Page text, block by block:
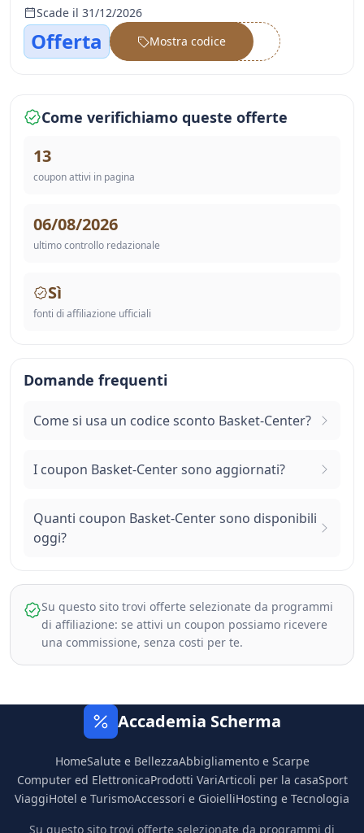
Scade il 31/12/2026
Offerta ••••••
Mostra codice
Come verifichiamo queste offerte
13
coupon attivi in pagina
06/08/2026
ultimo controllo redazionale
Sì
fonti di affiliazione ufficiali
Domande frequenti
Come si usa un codice sconto Basket-Center?
I coupon Basket-Center sono aggiornati?
Quanti coupon Basket-Center sono disponibili
oggi?
Su questo sito trovi offerte selezionate da programmi
di affiliazione: se attivi un coupon possiamo ricevere
una commissione, senza costi per te.
Accademia Scherma
HomeSalute e BellezzaAbbigliamento e Scarpe
Computer ed ElettronicaProdotti VariArticoli per la casaSport
ViaggiHotel e TurismoAccessori e GioielliHosting e Tecnologia
Su questo sito trovi offerte selezionate da programmi di